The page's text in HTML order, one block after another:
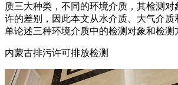
质三大种类，不同的环境介质，其检测对
许的差别，因此本文从水介质、大气介质
单论述三种环境介质中的检测对象和检测
内蒙古排污许可排放检测